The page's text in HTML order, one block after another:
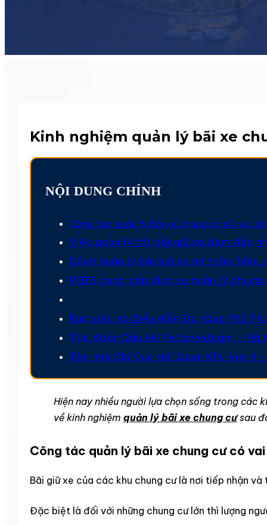
Kinh nghiệm quản lý bãi xe
NỘI DUNG CHÍNH
Công tác quản lý bãi xe chung cư có vai
Việc quản lý tốt bãi giữ xe đem đến
Cách quản lý bãi giữ xe an toàn, hiệu
POTS cung cấp dịch vụ quản lý
Rạp xiếc và Biểu diễn Đa năng Phú
Tập đoàn Dầu khí Petrovietnam – Hà
Tòa nhà Chi Cục Hải Quan Khu Vực II
Hiện nay nhiều người lựa chọn sống trong
về kinh nghiệm quản lý bãi xe chung cưsau
Công tác quản lý bãi xe chung cư có
Bãi giữ xe của các khu chung cư là nơi tiếp nhận
Đặc biệt là đối với những chung cư lớn thì lượng